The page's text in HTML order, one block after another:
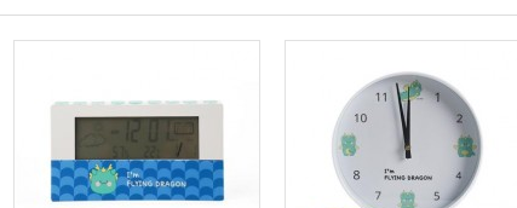
8 텀블러
10 AP-100125
11 usb